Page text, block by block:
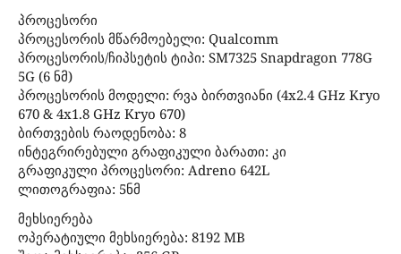
პროცესორი
პროცესორის მწარმოებელი: Qualcomm
პროცესორის/ჩიპსეტის ტიპი: SM7325 Snapdragon 778G
5G (6 ნმ)
პროცესორის მოდელი: რვა ბირთვიანი (4x2.4 GHz Kryo
670 & 4x1.8 GHz Kryo 670)
ბირთვების რაოდენობა: 8
ინტეგრირებული გრაფიკული ბარათი: კი
გრაფიკული პროცესორი: Adreno 642L
ლითოგრაფია: 5ნმ
მეხსიერება
ოპერატიული მეხსიერება: 8192 MB